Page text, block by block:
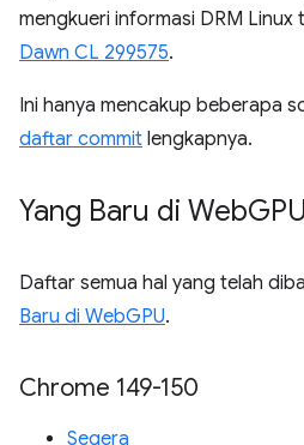
mengkueri informasi DRM
Dawn CL 299575.
Ini hanya mencakup beberapa
daftar commit lengkapnya.
Yang Baru di WebGPU
Daftar semua hal yang telah
Baru di WebGPU.
Chrome 149-150
Segera